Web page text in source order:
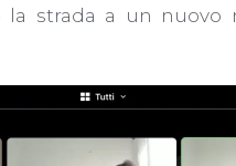
la strada a un